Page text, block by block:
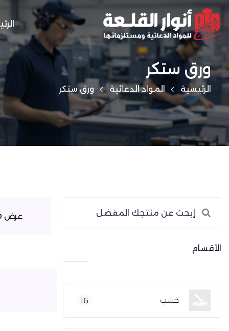
ورق ستكر
الرئيسية المواد الدعائية ورق ستكر
الأقسام
خشب 16
عرض 0–0 من 0 نتيجة